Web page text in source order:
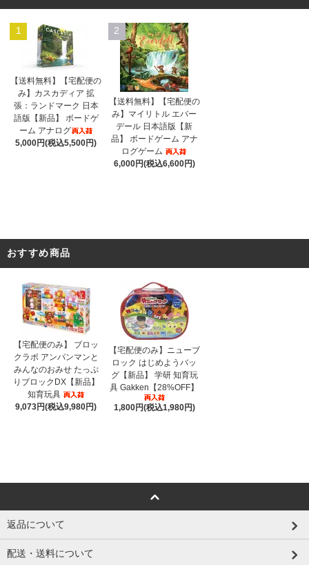
1
【送料無料】【宅配便の
み】カスカディア 拡
張：ランドマーク 日本
語版【新品】 ボードゲ
ーム アナログ
5,000円(税込5,500円)
2
【送料無料】【宅配便の
み】マイリトル エバー
デール 日本語版【新
品】 ボードゲーム アナ
ログゲーム
6,000円(税込6,600円)
おすすめ商品
【宅配便のみ】 ブロッ
クラボ アンパンマンと
みんなのおみせ たっぷ
りブロックDX【新品】
知育玩具
9,073円(税込9,980円)
【宅配便のみ】ニューブ
ロック はじめようバッ
グ【新品】 学研 知育玩
具 Gakken【28%OFF】
1,800円(税込1,980円)
返品について
配送・送料について